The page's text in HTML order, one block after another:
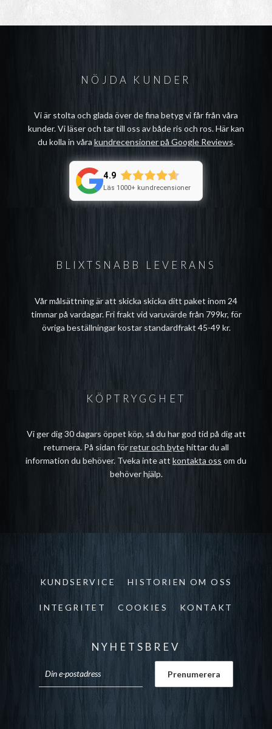
BLIXTSNABB LEVERANS
Vår målsättning är att skicka skicka ditt paket inom 24
timmar på vardagar. Fri frakt vid varuvärde från 799kr, för
övriga beställningar kostar standardfrakt 45-49 kr.
NÖJDA KUNDER
Vi är stolta och glada över de fina betyg vi får från våra
kunder. Vi läser och tar till oss av både ris och ros. Här kan
du kolla in våra kundrecensioner på Google Reviews.
4.9
Läs 1000+ kundrecensioner
KÖPTRYGGHET
Vi ger dig 30 dagars öppet köp, så du har god tid på dig att
returnera. På sidan förretur och bytehittar du all
information du behöver. Tveka inte att kontakta oss om du
behöver hjälp.
KUNDSERVICE HISTORIEN OM OSS
INTEGRITET COOKIES KONTAKT
NYHETSBREV